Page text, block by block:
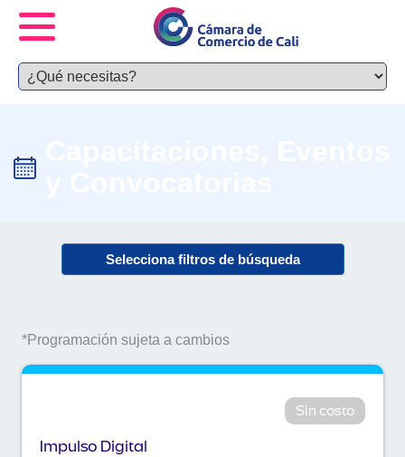
Selecciona filtros de búsqueda
*Programación sujeta a cambios
Sin costo
Impulso Digital